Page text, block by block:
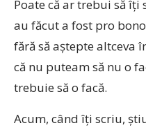
Poate că ar trebui să îţi
au făcut a fost pro
fără să aştepte altceva
că nu puteam să nu o
trebuie să o facă.
Acum, când îţi scriu,